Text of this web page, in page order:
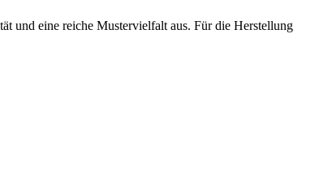
und eine reiche Mustervielfalt aus. Für die Herstellung